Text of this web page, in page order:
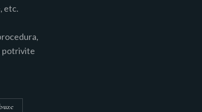
etc.
potrivite